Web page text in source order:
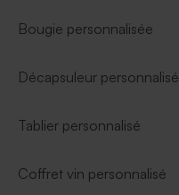
Bougie personnalisée
Décapsuleur personnalisé
Tablier personnalisé
Coffret vin personnalisé